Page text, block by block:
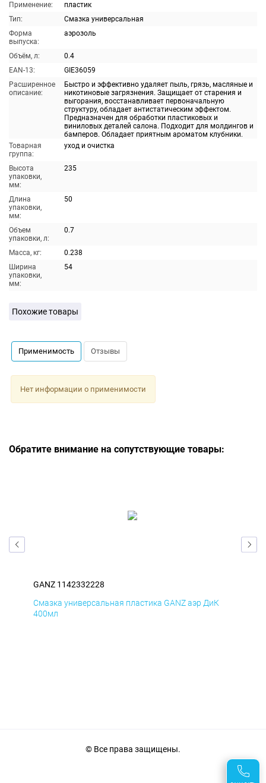
Применение:
пластик
Тип:
Смазка универсальная
Форма
выпуска:
аэрозоль
Объём, л:
0.4
EAN-13:
GIE36059
Расширенное
описание:
Быстро и эффективно удаляет пыль, грязь, масляные и
никотиновые загрязнения. Защищает от старения и
выгорания, восстанавливает первоначальную
структуру, обладает антистатическим эффектом.
Предназначен для обработки пластиковых и
виниловых деталей салона. Подходит для молдингов и
бамперов. Обладает приятным ароматом клубники.
Товарная
группа:
уход и очистка
Высота
упаковки,
мм:
235
Длина
упаковки,
мм:
50
Объем
упаковки, л:
0.7
Масса, кг:
0.238
Ширина
упаковки,
мм:
54
Похожие товары
Применимость Отзывы
Нет информации о применимости
Обратите внимание на сопутствующие товары:
GANZ 1142332228
Смазка универсальная пластика GANZ аэр ДиК
400мл
© Все права защищены.